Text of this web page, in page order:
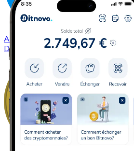
Acheter Dash avec virement bancaire
DASH